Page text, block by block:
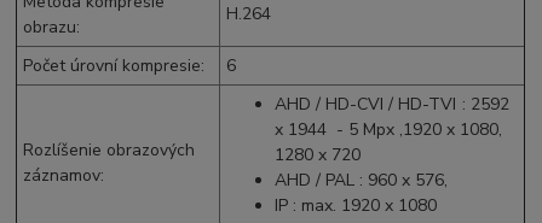
obrazu:
H.264
Počet úrovní kompresie: 6
Rozlíšenie obrazových
záznamov:
AHD / HD-CVI / HD-TVI : 2592
x 1944 - 5 Mpx ,1920 x 1080,
1280 x 720
AHD / PAL : 960 x 576,
IP : max. 1920 x 1080